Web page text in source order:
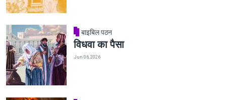
बाइबिल पठन
विधवा का पैसा
Jun 06, 2026